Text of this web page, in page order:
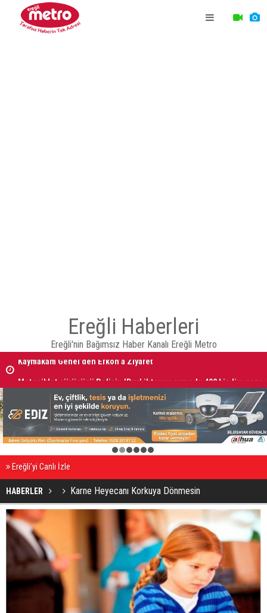
Ereğli Haberleri
Ereğli'nin Bağımsız Haber Kanalı Ereğli Metro
Kaymakam Genel’den Erkon’a Ziyaret
2 3 4 5 6
Ereğli’yi Canlı İzle
HABERLER Karne Heyecanı Korkuya Dönmesin